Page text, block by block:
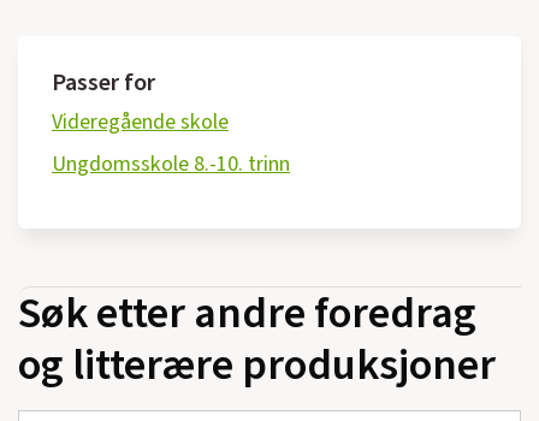
Passer for
Videregående skole
Ungdomsskole 8.-10. trinn
Søk etter andre foredrag
og litterære produksjoner